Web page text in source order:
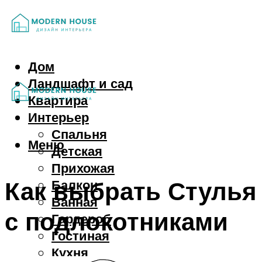
Дом
Ландшафт и сад
Квартира
Интерьер
Спальня
Детская
Прихожая
Балкон
Ванная
Гардероб
Гостиная
Кухня
Меню
Как выбрать Стулья
с подлокотниками